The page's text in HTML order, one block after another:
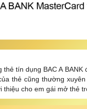
thẻ tín dụng BAC A
thẻ cũng thường
thiệu cho em gái mở thẻ